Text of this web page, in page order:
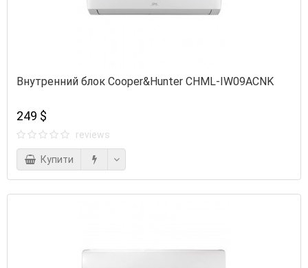
Внутренний блок Cooper&Hunter CHML-IW09ACNK
249 $
reviews
Купити